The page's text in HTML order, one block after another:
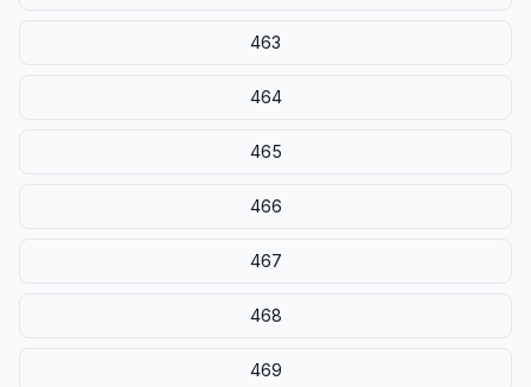
463
464
465
466
467
468
469